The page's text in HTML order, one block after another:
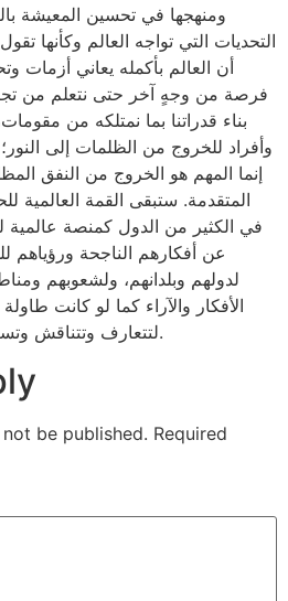
ومنهجها في تحسين المعيشة
التحديات التي تواجه العالم وكأنها
أن العالم بأكمله يعاني أزمات
فرصة من وجهٍ آخر حتى نتعلم من
بناء قدراتنا بما نمتلكه من
وأفراد للخروج من الظلمات إلى النور؛
إنما المهم هو الخروج من النفق
المتقدمة. ستبقى القمة العالمية
في الكثير من الدول كمنصة عالمية
عن أفكارهم الناجحة ورؤياهم
لدولهم وبلدانهم، ولشعوبهم
الأفكار والآراء كما لو كانت
لتتعارف وتتناقش وتستفيد من التجارب المشتركة.
be published. Required